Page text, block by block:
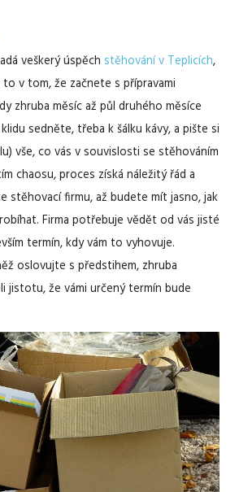
veškerý úspěch stěhování v Teplicích,
v tom, že začnete s přípravami
zhruba měsíc až půl druhého měsíce
sedněte, třeba k šálku kávy, a pište si
vše, co vás v souvislosti se stěhováním
chaosu, proces získá náležitý řád a
stěhovací firmu, až budete mít jasno, jak
Firma potřebuje vědět od vás jisté
termín, kdy vám to vyhovuje.
oslovujte s předstihem, zhruba
jistotu, že vámi určený termín bude